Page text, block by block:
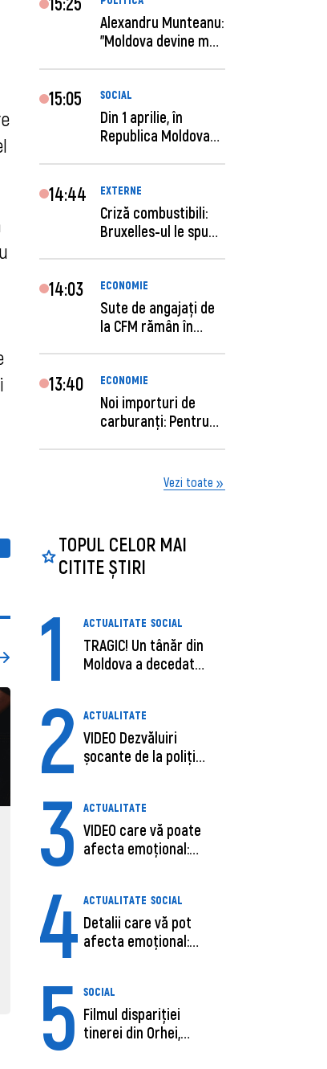
ECONOMIE
Moldova, de aproape opt ori
muncii pe ora
31 martie 2026, 16:21
Alexandru Munteanu:
"Moldova devine mai
15:05 SOCIAL
Din 1 aprilie, în
Republica Moldova
14:44 EXTERNE
Criză combustibili:
Bruxelles-ul le spune
14:03 ECONOMIE
Sute de angajaţi de
la CFM rămân în
13:40 ECONOMIE
Noi importuri de
carburanți: Pentru
Vezi toate
TOPUL CELOR MAI
CITITE ȘTIRI
1 ACTUALITATE SOCIAL
TRAGIC! Un tânăr din
Moldova a decedat
2 ACTUALITATE
VIDEO Dezvăluiri
șocante de la poliție,
3 ACTUALITATE
VIDEO care vă poate
afecta emoțional:
4 ACTUALITATE SOCIAL
Detalii care vă pot
afecta emoțional:
5 SOCIAL
Filmul dispariției
tinerei din Orhei,